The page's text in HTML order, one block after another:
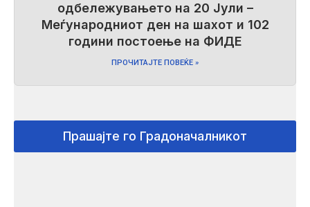
одбележувањето на 20 Јули –
Меѓународниот ден на шахот и 102
години постоење на ФИДЕ
ПРОЧИТАЈТЕ ПОВЕЌЕ »
Прашајте го Градоначалникот